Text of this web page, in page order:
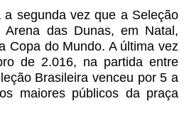
a segunda vez que a Seleção
Arena das Dunas, em Natal,
Copa do Mundo. A última vez
de 2.016, na partida entre
Brasileira venceu por 5 a
maiores públicos da praça